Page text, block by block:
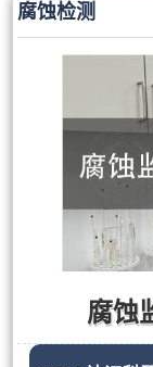
腐蚀检测
腐蚀